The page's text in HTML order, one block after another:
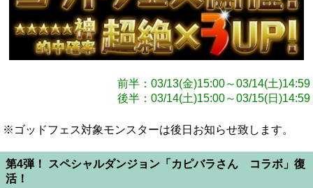
前半：03/13(金)15:00～03/14(土)14:59
後半：03/14(土)15:00～03/15(日)14:59
※ゴッドフェス対象モンスターは後日お知らせ致します。
第4弾！ スペシャルダンジョン「カピバラさん コラボ」復
活！